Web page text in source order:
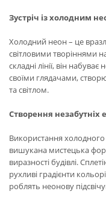
Зустріч із холодним
Холодний неон – це
світловими творіннями
складні лінії, він
своїми глядачами,
та світлом.
Створення незабутніх
Використання холодного
вишукана мистецька
виразності будівлі.
рухливі градієнти
роблять неонову